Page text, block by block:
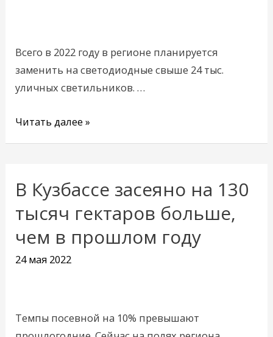
Всего в 2022 году в регионе планируется
заменить на светодиодные свыше 24 тыс.
уличных светильников. …
Читать далее »
В Кузбассе засеяно на 130
тысяч гектаров больше,
чем в прошлом году
24 мая 2022
Темпы посевной на 10% превышают
В
Кузбассе
засеяно
на
130